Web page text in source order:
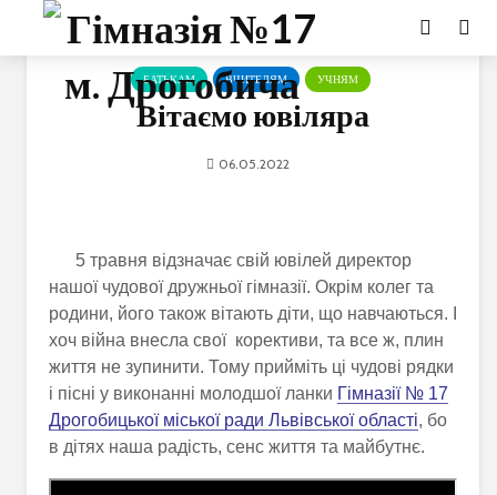
БАТЬКАМ ВЧИТЕЛЯМ УЧНЯМ
Вітаємо ювіляра
06.05.2022
5 травня відзначає свій ювілей директор
нашої чудової дружньої гімназії. Окрім колег та
родини, його також вітають діти, що навчаються. І
хоч війна внесла свої корективи, та все ж, плин
життя не зупинити. Тому прийміть ці чудові рядки
і пісні у виконанні молодшої ланки Гімназії № 17
Дрогобицької міської ради Львівської області, бо
в дітях наша радість, сенс життя та майбутнє.